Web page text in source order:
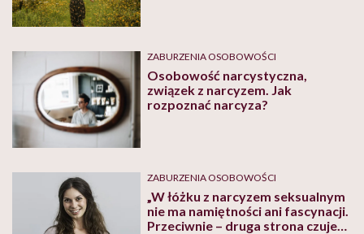
ZABURZENIA OSOBOWOŚCI
Osobowość narcystyczna,
związek z narcyzem. Jak
rozpoznać narcyza?
ZABURZENIA OSOBOWOŚCI
„W łóżku z narcyzem seksualnym
nie ma namiętności ani fascynacji.
Przeciwnie – druga strona czuje